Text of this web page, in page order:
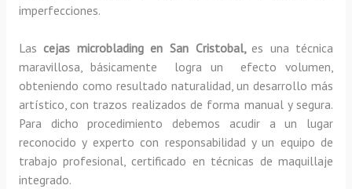
imperfecciones.
Lascejas microblading en San Cristobal, es una técnica
maravillosa, básicamente
logra un efecto volumen,
obteniendo como resultado naturalidad, un desarrollo más
artístico, con trazos realizados de forma manual y segura.
Para dicho procedimiento debemos acudir a un lugar
reconocido y experto con responsabilidad y un equipo de
trabajo profesional, certificado en técnicas de maquillaje
integrado.